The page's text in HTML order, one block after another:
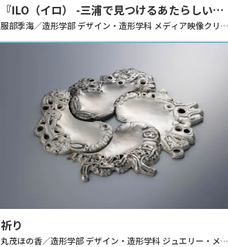
『ILO（イロ） -三浦で見つけるあたらしいと
きめき-』 -横須賀、三浦半島の魅力を紹介す
るマガジン-
服部季海／造形学部 デザイン・造形学科 メディア映像クリエ
祈り
丸茂ほの香／造形学部 デザイン・造形学科 ジュエリー・メタ